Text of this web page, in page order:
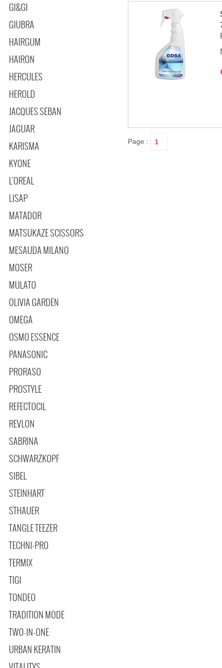
GI&GI
GIUBRA
HAIRGUM
HAIRON
HERCULES
HEROLD
JACQUES SEBAN
JAGUAR
KARISMA
KYONE
L'OREAL
LISAP
MATADOR
MATSUKAZE SCISSORS
MESAUDA MILANO
MOSER
MULATO
OLIVIA GARDEN
OMEGA
OSMO ESSENCE
PANASONIC
PRORASO
PROSTYLE
REFECTOCIL
REVLON
SABRINA
SCHWARZKOPF
SIBEL
STEINHART
STHAUER
TANGLE TEEZER
TECHNI-PRO
TERMIX
TIGI
TONDEO
TRADITION MODE
TWO-IN-ONE
URBAN KERATIN
Page :